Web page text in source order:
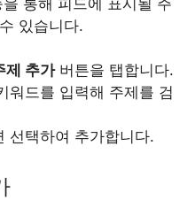
있습니다.
제 추가버튼을 탭합니다.
워드를 입력해 주제를 검
선택하여 추가합니다.